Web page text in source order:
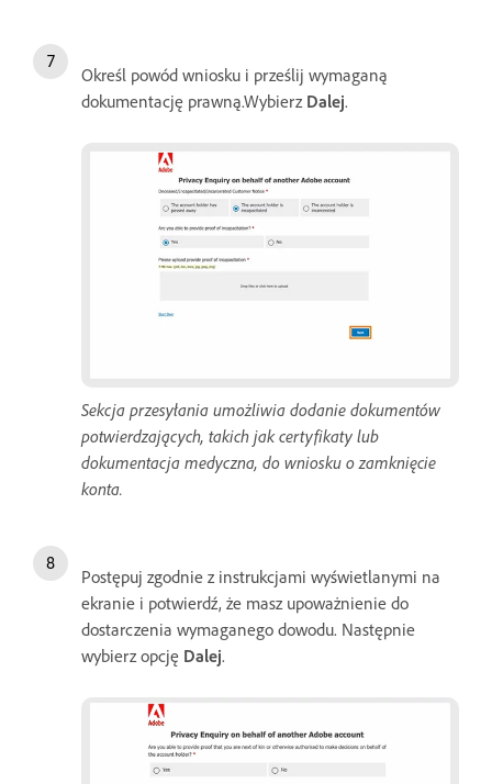
Określ powód wniosku i prześlij wymaganą
dokumentację prawną.Wybierz Dalej.
Sekcja przesyłania umożliwia dodanie dokumentów
potwierdzających, takich jak certyfikaty lub
dokumentacja medyczna, do wniosku o zamknięcie
konta.
Postępuj zgodnie z instrukcjami wyświetlanymi na
ekranie i potwierdź, że masz upoważnienie do
dostarczenia wymaganego dowodu. Następnie
wybierz opcję Dalej.